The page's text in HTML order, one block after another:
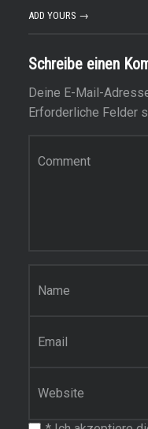
ADD YOURS →
Schreibe einen
Deine E-Mail-
Erforderliche Felder